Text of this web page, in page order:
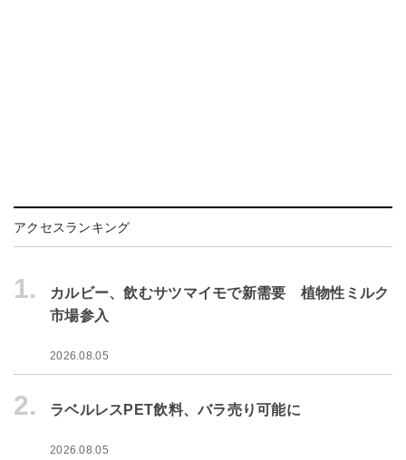
アクセスランキング
1.
カルビー、飲むサツマイモで新需要 植物性ミルク
市場参入
2026.08.05
2. ラベルレスPET飲料、バラ売り可能に
2026.08.05